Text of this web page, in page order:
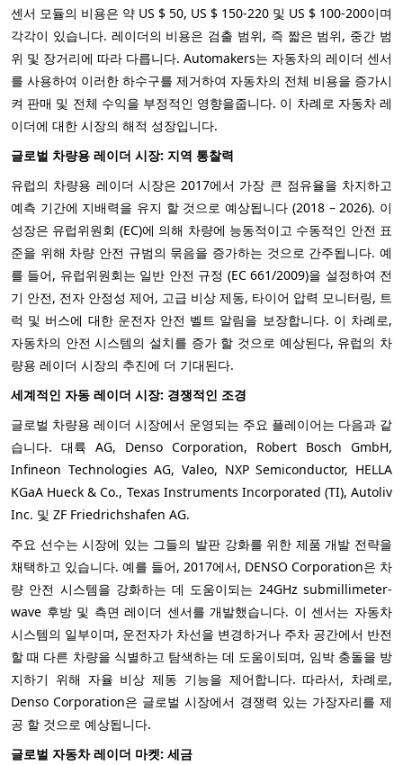
센서 모듈의 비용은 약 US $ 50, US $ 150-220 및 US $ 100-200이며
각각이 있습니다. 레이더의 비용은 검출 범위, 즉 짧은 범위, 중간 범
위 및 장거리에 따라 다릅니다. Automakers는 자동차의 레이더 센서
를 사용하여 이러한 하수구를 제거하여 자동차의 전체 비용을 증가시
켜 판매 및 전체 수익을 부정적인 영향을줍니다. 이 차례로 자동차 레
이더에 대한 시장의 해적 성장입니다.
글로벌 차량용 레이더 시장: 지역 통찰력
유럽의 차량용 레이더 시장은 2017에서 가장 큰 점유율을 차지하고
예측 기간에 지배력을 유지 할 것으로 예상됩니다 (2018 – 2026). 이
성장은 유럽위원회 (EC)에 의해 차량에 능동적이고 수동적인 안전 표
준을 위해 차량 안전 규범의 묶음을 증가하는 것으로 간주됩니다. 예
를 들어, 유럽위원회는 일반 안전 규정 (EC 661/2009)을 설정하여 전
기 안전, 전자 안정성 제어, 고급 비상 제동, 타이어 압력 모니터링, 트
럭 및 버스에 대한 운전자 안전 벨트 알림을 보장합니다. 이 차례로,
자동차의 안전 시스템의 설치를 증가 할 것으로 예상된다, 유럽의 차
량용 레이더 시장의 추진에 더 기대된다.
세계적인 자동 레이더 시장: 경쟁적인 조경
글로벌 차량용 레이더 시장에서 운영되는 주요 플레이어는 다음과 같
습니다. 대륙 AG,
Denso Corporation, Robert Bosch GmbH,
Infineon Technologies AG, Valeo, NXP Semiconductor, HELLA
KGaA Hueck & Co., Texas Instruments Incorporated (TI), Autoliv
Inc. 및 ZF Friedrichshafen AG.
주요 선수는 시장에 있는 그들의 발판 강화를 위한 제품 개발 전략을
채택하고 있습니다. 예를 들어, 2017에서, DENSO Corporation은 차
량 안전 시스템을 강화하는 데 도움이되는 24GHz submillimeter-
wave 후방 및 측면 레이더 센서를 개발했습니다. 이 센서는 자동차
시스템의 일부이며, 운전자가 차선을 변경하거나 주차 공간에서 반전
할 때 다른 차량을 식별하고 탐색하는 데 도움이되며, 임박 충돌을 방
지하기 위해 자율 비상 제동 기능을 제어합니다. 따라서, 차례로,
Denso Corporation은 글로벌 시장에서 경쟁력 있는 가장자리를 제
공 할 것으로 예상됩니다.
글로벌 자동차 레이더 마켓: 세금